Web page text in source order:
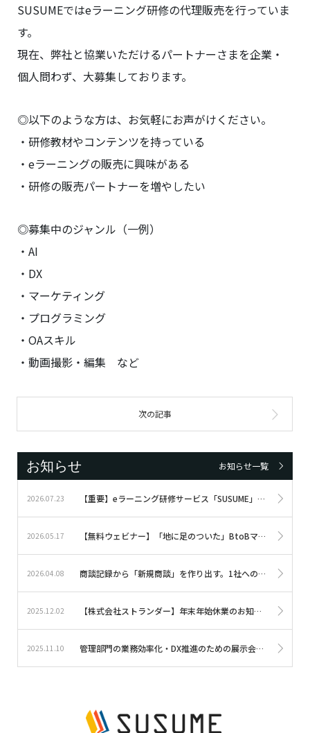
SUSUMEではeラーニング研修の代理販売を行っていま
す。
現在、弊社と協業いただけるパートナーさまを企業・
個人問わず、大募集しております。
◎以下のような方は、お気軽にお声がけください。
・研修教材やコンテンツを持っている
・eラーニングの販売に興味がある
・研修の販売パートナーを増やしたい
◎募集中のジャンル（一例）
・AI
・DX
・マーケティング
・プログラミング
・OAスキル
・動画撮影・編集 など
お知らせ お知らせ一覧
2026.07.23 【重要】eラーニング研修サービス「SUSUME」サービス終了のお知らせ
2026.05.17 【無料ウェビナー】「地に足のついた」BtoBマーケティングのKPI設計～実現可能性を上げる3つのコツ～≪5/28(木)16時～≫
2026.04.08 商談記録から「新規商談」を作り出す。1社への提案を未だ見ぬ100社に届ける、営業ロジックで組み立てる「Webチャネル構築の実践研修」を提供開始。｜eラーニングサービス「SUSUME」
2025.12.02 【株式会社ストランダー】年末年始休業のお知らせ
2025.11.10 管理部門の業務効率化・DX推進のための展示会『バックオフィスDXPO東京’25【秋】』に出展します｜eラーニングソリューションSUSUME・オウルキャスト